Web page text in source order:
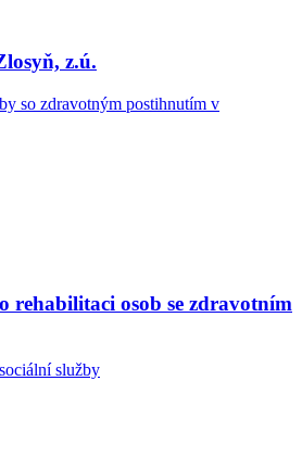
z.ú.
so zdravotným postihnutím v
rehabilitaci osob se zdravotním
služby